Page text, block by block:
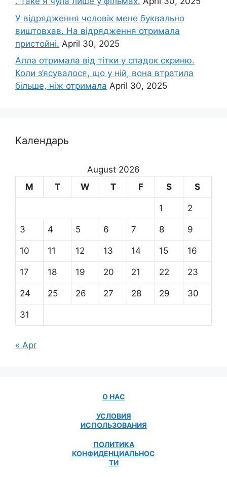
У відрядження чоловік мене буквально
виштовхав. На відрядження отримала
пристойні. April 30, 2025
Алла отримала від тітки у спадок скриню.
Коли з’ясувалося, що у ній, вона втратила
більше, ніж отримала April 30, 2025
Календарь
August 2026
M
T W T F S S
1 2
3 4 5 6 7 8 9
10 11 12 13 14 15 16
17 18 19 20 21 22 23
24 25 26 27 28 29 30
31
« Apr
О НАС
УСЛОВИЯ
ИСПОЛЬЗОВАНИЯ
ПОЛИТИКА
КОНФИДЕНЦИАЛЬНОС
ТИ